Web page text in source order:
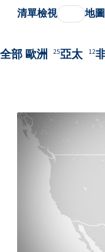
清單檢視 地
全部歐洲 25亞太 12